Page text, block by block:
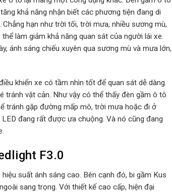
khả năng nhận biết các phương tiện đang di
hạn như trời tối, trời mưa, nhiều sương mù,
làm giảm khả năng quan sát của người lái xe.
ánh sáng chiếu xuyên qua sương mù và mưa lớn,
khiển xe có tầm nhìn tốt để quan sát dễ dàng.
tránh vật cản. Như vậy có thể thấy đèn gầm ô tô
tránh gặp đường mấp mô, trời mưa hoặc đi ở
đang rất được ưa chuộng. Và nó cũng đang
F3.0
suất ánh sáng cao. Bên cạnh đó, bi gầm Kus
sang trọng. Với thiết kế cao cấp, hiện đại